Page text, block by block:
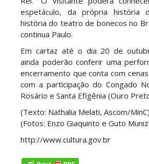
espetáculo, da própria história
história do teatro de bonecos no
continua Paulo.
Em cartaz até o dia 20 de
ainda poderão conferir uma
encerramento que conta com
com a participação do Congado
Rosário e Santa Efigênia (Ouro
(Texto: Nathalia Melati, Ascom/MinC)
(Fotos: Enzo Giaquinto e Guto
http://www.cultura.gov.br